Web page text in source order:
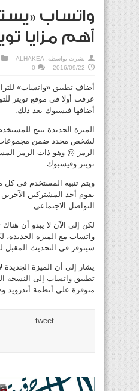
واتساب
أهم مزايا
نشرت بواسطة: ALHAKEA
2016/09/22
0
أضاف تطبيق «واتساب»
عرفت أولا في موقع تويتر
أضافها فيسبوك بعد ذلك.
لشخص محدد ضمن مجموعات
الرمز @ وهو ذات الرمز
تويتر وفيسبوك.
ويتم تنبيه المستخدم في كل
التواصل الاجتماعي.
لكن إلى الآن لا يبدو أن
واتساب مع الميزة
سيتوفر في التحديث المقبل
يشار إلى أن الميزة الجديدة
متوفرة على أنظمة أندرويد
tweet